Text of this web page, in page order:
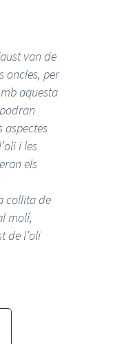
van de
oncles, per
aquesta
aspectes
i les
els
collita de
molí,
de l’oli